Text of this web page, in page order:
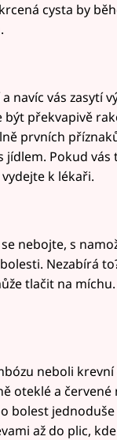
cysta by
navíc vás zasytí
překvapivě
prvních
jídlem. Pokud
k lékaři.
nebojte, s
Nezabírá
tlačit na
neboli krevní
oteklé a
bolest
až do plic,